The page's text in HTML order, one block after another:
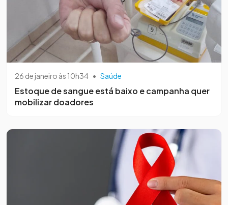
26 de janeiro às 10h34 • Saúde
Estoque de sangue está baixo e campanha quer
mobilizar doadores